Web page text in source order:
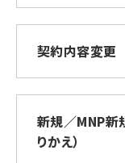
契約内容変更
新規／MNP新
りかえ）